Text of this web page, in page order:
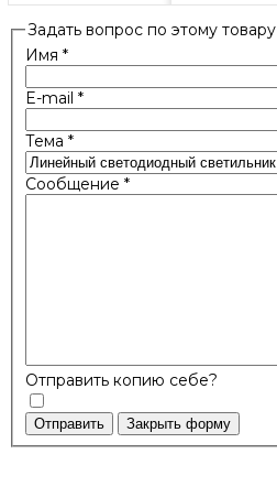
Задать вопрос по этому товару
Имя *
E-mail *
Тема *
Сообщение *
Отправить копию себе?
Отправить Закрыть форму